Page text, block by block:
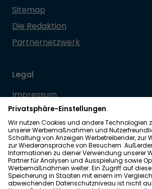
Sitemap
Die Redaktion
Partnernetzwerk
Legal
Impressum
Datenschutz
Allgemeine Geschäftsbedingungen
Barrierefreiheit